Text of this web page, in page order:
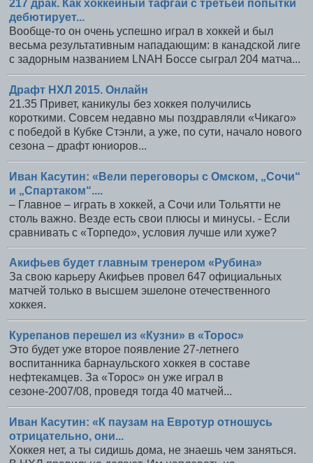
217 драк. Как хоккейный тафгай с третьей попытки
дебютирует...
Вообще-то он очень успешно играл в хоккей и был
весьма результативным нападающим: в канадской лиге
с задорным названием LNAH Боссе сыграл 204 матча...
Драфт НХЛ 2015. Онлайн
21.35 Привет, каникулы без хоккея получились
короткими. Совсем недавно мы поздравляли «Чикаго»
с победой в Кубке Стэнли, а уже, по сути, начало нового
сезона – драфт юниоров...
Иван Касутин: «Вели переговоры с Омском, „Сочи“
и „Спартаком“....
– Главное – играть в хоккей, а Сочи или Тольятти не
столь важно. Везде есть свои плюсы и минусы. - Если
сравнивать с «Торпедо», условия лучше или хуже?
Акифьев будет главным тренером «Рубина»
За свою карьеру Акифьев провел 647 официальных
матчей только в высшем эшелоне отечественного
хоккея.
Курепанов перешел из «Кузни» в «Торос»
Это будет уже второе появление 27-летнего
воспитанника барнаульского хоккея в составе
нефтекамцев. За «Торос» он уже играл в
сезоне-2007/08, проведя тогда 40 матчей...
Иван Касутин: «К паузам на Евротур отношусь
отрицательно, они...
Хоккея нет, а ты сидишь дома, не знаешь чем заняться.